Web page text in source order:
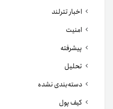
اخبار تترلند
امنیت
پیشرفته
تحلیل
دسته‌بندی نشده
کیف پول